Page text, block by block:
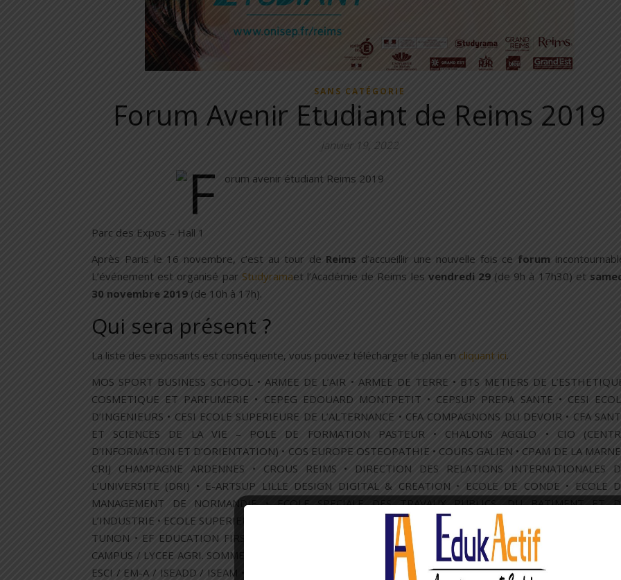
SANS CATÉGORIE
Forum Avenir Etudiant de Reims 2019
janvier 19, 2022
Parc des Expos – Hall 1
Après Paris le 16 novembre, c’est au tour de Reims d’accueillir une nouvelle fois ce forum
L’événement est organisé par Studyramaet l’Académie de Reims les vendredi 29(de 9h à 17h30) et
30 novembre 2019 (de 10h à 17h).
Qui sera présent ?
La liste des exposants est conséquente, vous pouvez télécharger le plan en cliquant ici.
MOS SPORT BUSINESS SCHOOL • ARMEE DE L’AIR • ARMEE DE TERRE • BTS METIERS DE
COSMETIQUE ET PARFUMERIE • CEPEG EDOUARD MONTPETIT • CEPSUP PREPA SANTE • CESI
D’INGENIEURS • CESI ECOLE SUPERIEURE DE L’ALTERNANCE • CFA COMPAGNONS DU DEVOIR • CFA
ET SCIENCES DE LA VIE – POLE DE FORMATION PASTEUR • CHALONS AGGLO • CIO
D’INFORMATION ET D’ORIENTATION) • COS EUROPE OSTEOPATHIE • COURS GALIEN • CPAM DE LA
CRIJ CHAMPAGNE ARDENNES • CROUS REIMS • DIRECTION DES RELATIONS INTERNATIONALES
L’UNIVERSITE (DRI) • E-ARTSUP LILLE DESIGN DIGITAL & CREATION • ECOLE DE CONDE • ECOLE
MANAGEMENT DE NORMANDIE • ECOLE SPECIALE DES TRAVAUX PUBLICS, DU BATIMENT ET
L’INDUSTRIE • ECOLE SUPERIEURE DE DESIGN • ECOLE SUPERIEURE DE TOURISME TROYES – PARIS •
TUNON • EF EDUCATION FIRST • EISTI MATHS – INFO • ENSEIGNEMENT AGRICOLE PUBLIC / AVIZE
CAMPUS / LYCEE AGRI. SOMME-VESLE • ENTIC REIMS • EPF – INGENIEURS GENERALISTES • ESAD DE
ESCI / EM-A / ISEADD / ISEAM • ESITC DE METZ • ESMOD ROUBAIX • ESO PARIS OSTEOPATHIE •